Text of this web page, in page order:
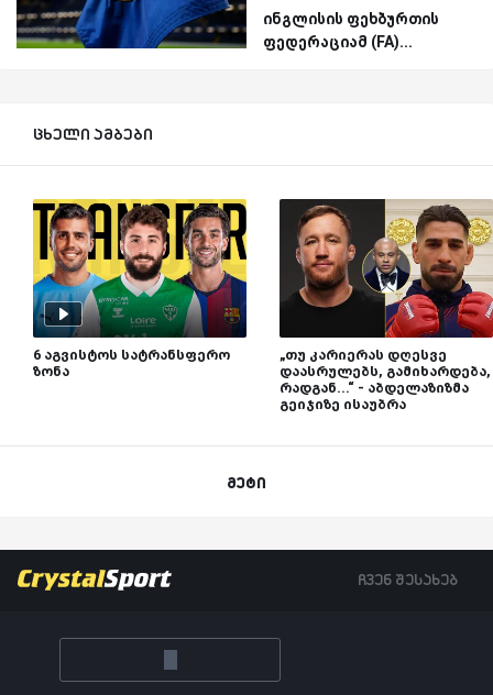
ინგლისის ფეხბურთის
ფედერაციამ (FA)...
ცხელი ამბები
6 აგვისტოს სატრანსფერო
ზონა
„თუ კარიერას დღესვე
დაასრულებს, გამიხარდება,
რადგან...“ - აბდელაზიზმა
გეიჯიზე ისაუბრა
მეტი
ჩვენ შესახებ